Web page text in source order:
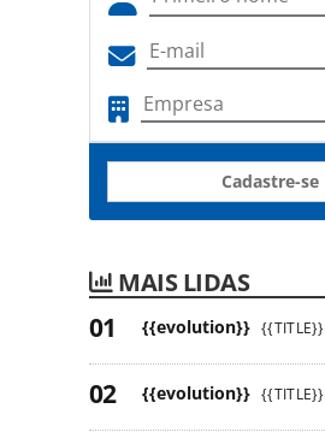
Cadastre-se
MAIS LIDAS
{{evolution}} {{TITLE}}
{{evolution}} {{TITLE}}